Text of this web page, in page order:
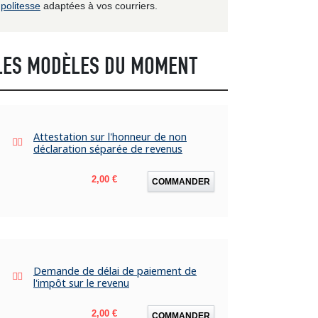
politesse adaptées à vos courriers.
MODÈLES DU MOMENT
Attestation sur l'honneur de non
déclaration séparée de revenus
Prix
2,00 € COMMANDER
Demande de délai de paiement de
l'impôt sur le revenu
Prix
2,00 € COMMANDER